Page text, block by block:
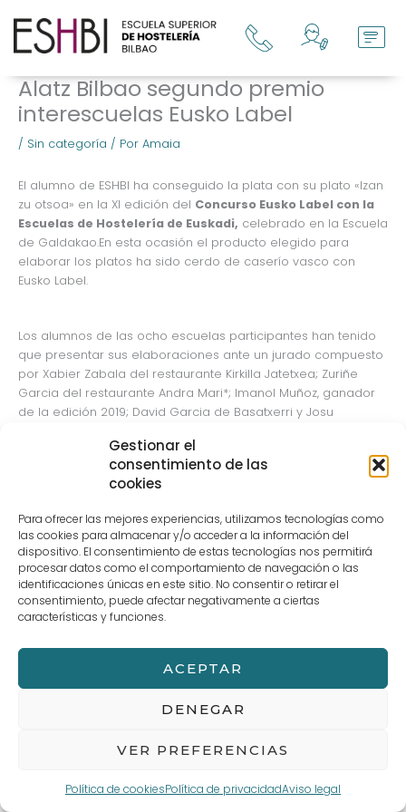
Gestionar el
consentimiento de las
cookies
Para ofrecer las mejores experiencias, utilizamos tecnologías como
las cookies para almacenar y/o acceder a la información del
dispositivo. El consentimiento de estas tecnologías nos permitirá
procesar datos como el comportamiento de navegación o las
identificaciones únicas en este sitio. No consentir o retirar el
consentimiento, puede afectar negativamente a ciertas
características y funciones.
ACEPTAR
DENEGAR
VER PREFERENCIAS
Política de cookiesPolítica de privacidadAviso legal
contenido
Alatz Bilbao segundo premio
interescuelas Eusko Label
/ Sin categoría / Por Amaia
El alumno de ESHBI ha conseguido la plata con su plato «Izan
zu otsoa» en la XI edición del Concurso Eusko Label con la
Escuelas de Hostelería de Euskadi, celebrado en la Escuela
de Galdakao.En esta ocasión el producto elegido para
elaborar los platos ha sido cerdo de caserío vasco con
Eusko Label.
Los alumnos de las ocho escuelas participantes han tenido
que presentar sus elaboraciones ante un jurado compuesto
por Xabier Zabala del restaurante Kirkilla Jatetxea; Zuriñe
Garcia del restaurante Andra Mari*; Imanol Muñoz, ganador
de la edición 2019; David Garcia de Basatxerri y Josu
Alatz Bilbao, Pablo Sánchez, Marian Granado, Jorge Ramajo,
No es la primera vez que los alumnos de ESHBI se clasifican.
En 2018 Pablo Cadavid consiguió el tercer premio y en 2016
Alejandro Serrano logró el segundo premio.